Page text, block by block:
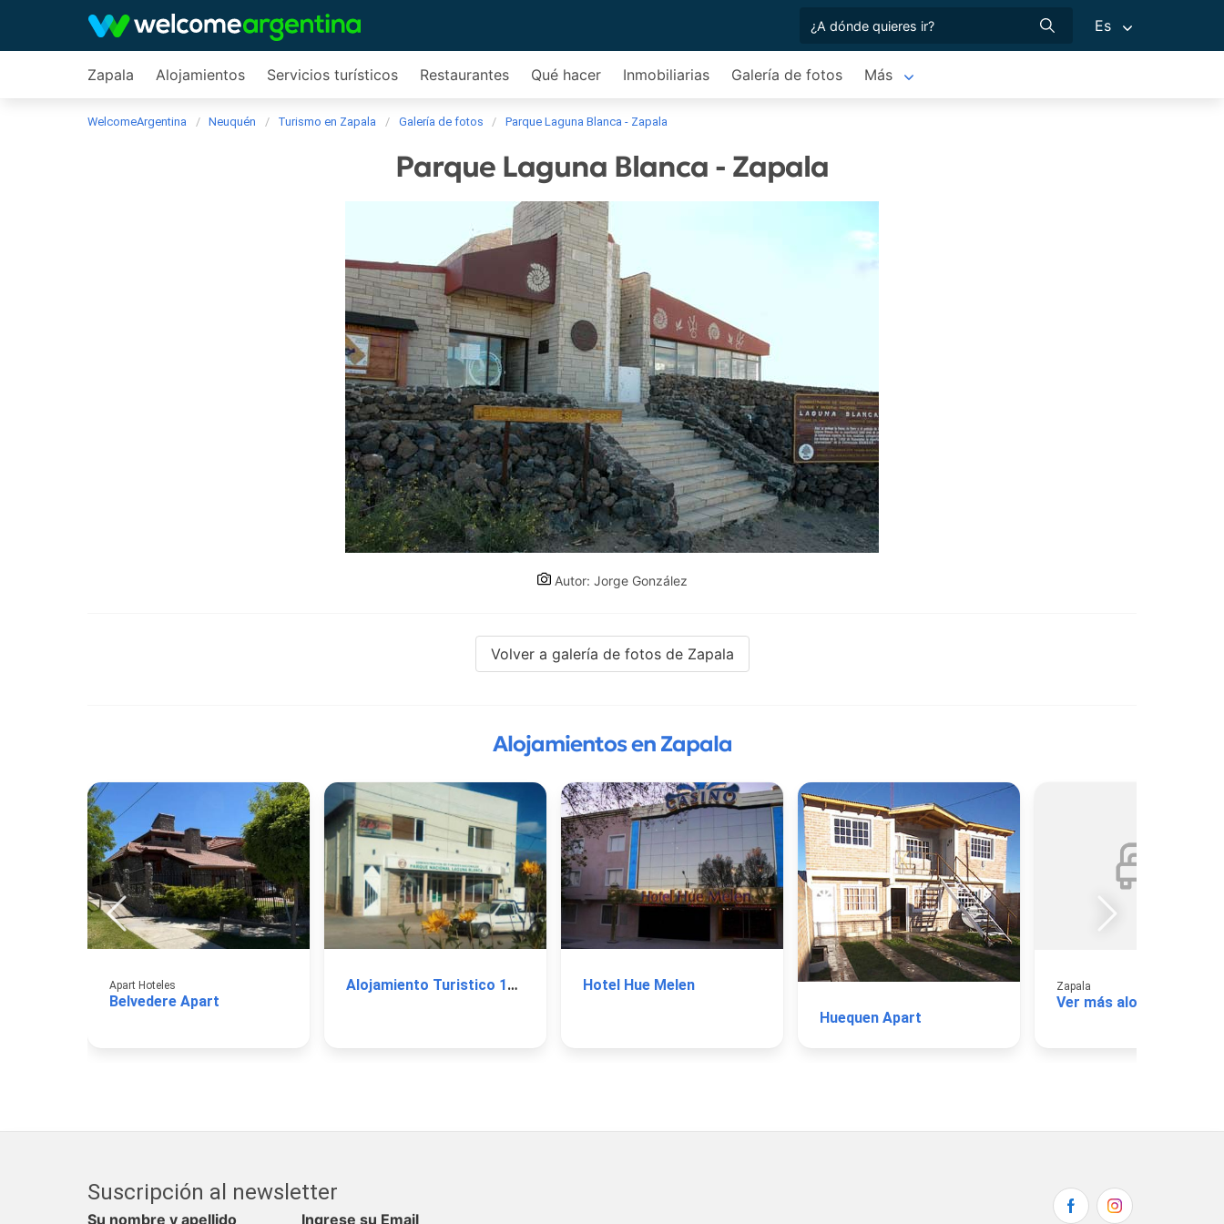
Es
Zapala Alojamientos Servicios turísticos Restaurantes Qué hacer Inmobiliarias Galería de fotos Más
WelcomeArgentina Neuquén Turismo en Zapala Galería de fotos Parque Laguna Blanca - Zapala
Parque Laguna Blanca - Zapala
Autor: Jorge González
Volver a galería de fotos de Zapala
Alojamientos en Zapala
Apart Hoteles
Belvedere Apart
Alojamiento Turistico 12 de Julio
Hotel Hue Melen
Huequen Apart
Zapala
Ver más alojamientos
Suscripción al newsletter
Su nombre y apellido Ingrese su Email